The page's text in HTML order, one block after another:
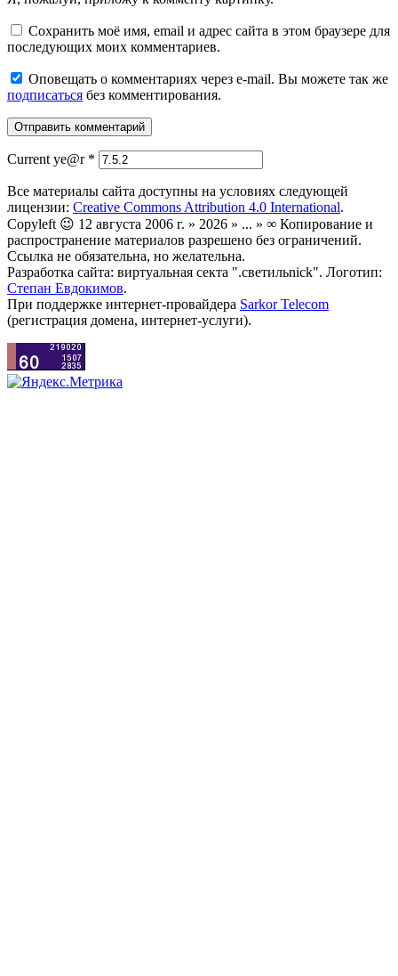
Сохранить моё имя, email и адрес сайта в этом браузере для
последующих моих комментариев.
Оповещать о комментариях через e-mail. Вы можете так же
подписаться без комментирования.
Current ye@r *
Все материалы сайта доступны на условиях следующей
лицензии: Creative Commons Attribution 4.0 International.
Copyleft 😉 12 августа 2006 г. » 2026 » ... » ∞ Копирование и
распространение материалов разрешено без ограничений.
Ссылка не обязательна, но желательна.
Разработка сайта: виртуальная секта ".светильnick". Логотип:
Степан Евдокимов.
При поддержке интернет-провайдера Sarkor Telecom
(регистрация домена, интернет-услуги).